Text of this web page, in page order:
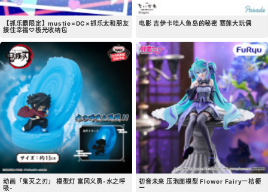
【抓乐霸限定】mustie=DC×抓乐太和朋友
接住幸福♡极光收纳包
电影 吉伊卡哇人鱼岛的秘密 赛莲大玩偶
动画「鬼灭之刃」 模型灯 富冈义勇-水之呼
吸-
初音未来 压泡面模型 Flower Fairyー桔梗
ー